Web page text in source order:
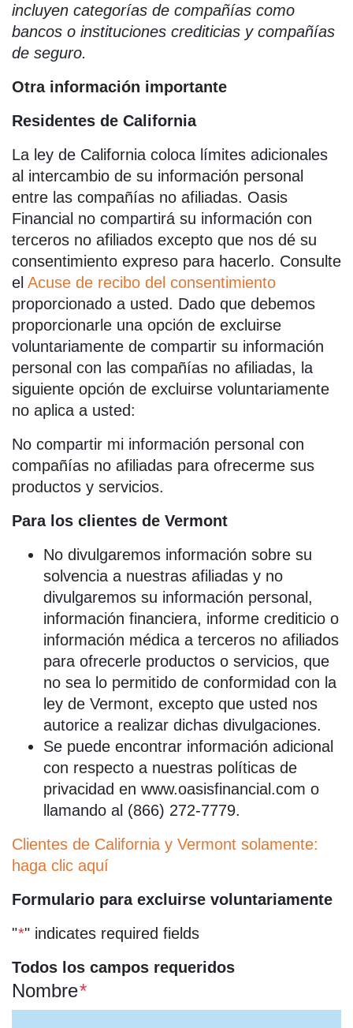
incluyen categorías de compañías como
bancos o instituciones crediticias y compañías
de seguro.
Otra información importante
Residentes de California
La ley de California coloca límites adicionales
al intercambio de su información personal
entre las compañías no afiliadas. Oasis
Financial no compartirá su información con
terceros no afiliados excepto que nos dé su
consentimiento expreso para hacerlo. Consulte
el Acuse de recibo del consentimiento
proporcionado a usted. Dado que debemos
proporcionarle una opción de excluirse
voluntariamente de compartir su información
personal con las compañías no afiliadas, la
siguiente opción de excluirse voluntariamente
no aplica a usted:
No compartir mi información personal con
compañías no afiliadas para ofrecerme sus
productos y servicios.
Para los clientes de Vermont
No divulgaremos información sobre su
solvencia a nuestras afiliadas y no
divulgaremos su información personal,
información financiera, informe crediticio o
información médica a terceros no afiliados
para ofrecerle productos o servicios, que
no sea lo permitido de conformidad con la
ley de Vermont, excepto que usted nos
autorice a realizar dichas divulgaciones.
Se puede encontrar información adicional
con respecto a nuestras políticas de
privacidad en www.oasisfinancial.com o
llamando al (866) 272-7779.
Clientes de California y Vermont solamente:
haga clic aquí
Formulario para excluirse voluntariamente
"*" indicates required fields
Todos los campos requeridos
Nombre*